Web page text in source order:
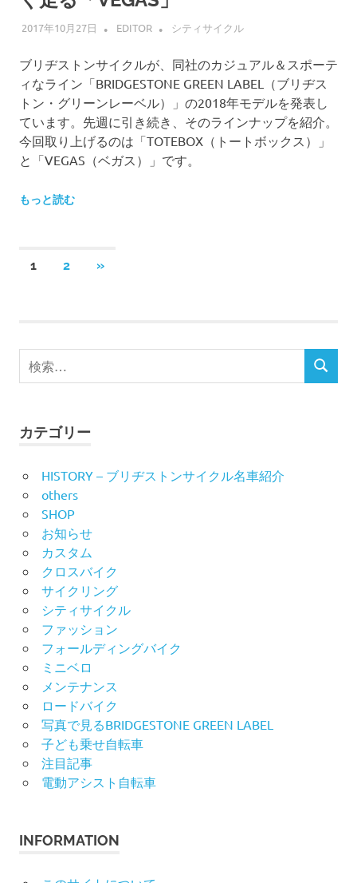
2017年10月27日 EDITOR シティサイクル
ブリヂストンサイクルが、同社のカジュアル＆スポーテ
ィなライン「BRIDGESTONE GREEN LABEL（ブリヂス
トン・グリーンレーベル）」の2018年モデルを発表し
ています。先週に引き続き、そのラインナップを紹介。
今回取り上げるのは「TOTEBOX（トートボックス）」
と「VEGAS（ベガス）」です。
もっと読む
投
ペ
ジ
送
り
1 2
次
»
検
索
検
索
カテゴリー
HISTORY – ブリヂストンサイクル名車紹介
others
SHOP
お知らせ
カスタム
クロスバイク
サイクリング
シティサイクル
ファッション
フォールディングバイク
ミニベロ
メンテナンス
ロードバイク
写真で見るBRIDGESTONE GREEN LABEL
子ども乗せ自転車
注目記事
電動アシスト自転車
INFORMATION